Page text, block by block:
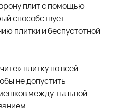
плит с помощью
способствует
плитки и беспустотной
плитку по всей
не допустить
между тыльной